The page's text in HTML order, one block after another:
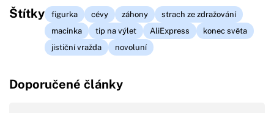
Štítky figurka cévy záhony
strach ze zdražování
macinka
tip na výlet AliExpress
konec světa
jističní vražda
novoluní
Doporučené články